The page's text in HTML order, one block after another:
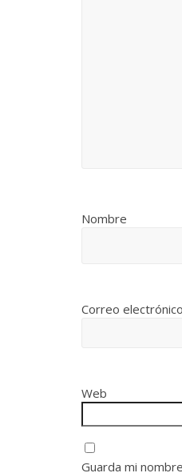
Nombre
Correo electrónico
Web
Guarda mi